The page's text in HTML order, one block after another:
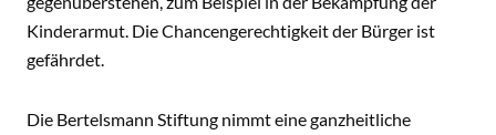
Kinderarmut. Die Chancengerechtigkeit der Bürger ist
gefährdet.
Die Bertelsmann Stiftung nimmt eine ganzheitliche